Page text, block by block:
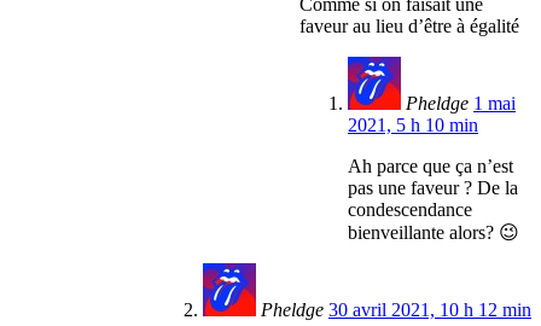
faveur au lieu d’être à égalité
Pheldge 1 mai
2021, 5 h 10 min
Ah parce que ça n’est
pas une faveur ? De la
condescendance
bienveillante alors? 😉
Pheldge 30 avril 2021, 10 h 12 min